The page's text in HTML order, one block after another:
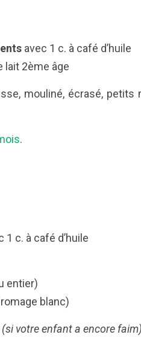
avec 1 c. à café d’huile
lait 2ème âge
mouliné, écrasé, petits
.
1 c. à café d’huile
entier)
blanc)
(si votre enfant a encore faim)